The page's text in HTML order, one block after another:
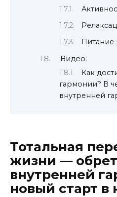
Питание
Видео:
Как
гармонии? В
внутренней
Тотальная
жизни —
внутренней
новый старт в